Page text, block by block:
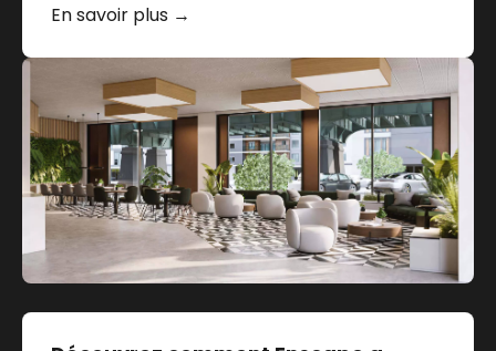
En savoir plus →